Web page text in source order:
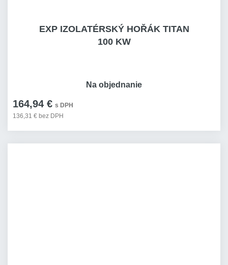
EXP IZOLATÉRSKÝ HOŘÁK TITAN
100 KW
164,94 € s DPH
136,31 € bez DPH
Na objednanie